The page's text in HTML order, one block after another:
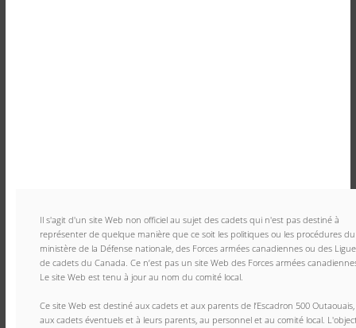
Il s'agit d'un site Web non officiel au sujet des cadets qui n'est pas destiné à
représenter de quelque manière que ce soit les politiques ou les procédures du
ministère de la Défense nationale, des Forces armées canadiennes ou des
de cadets du Canada. Ce n’est pas un site Web des Forces armées
Le site Web est tenu à jour au nom du comité local.
Ce site Web est destiné aux cadets et aux parents de l’Escadron 500 Outaouais,
aux cadets éventuels et à leurs parents, au personnel et au comité local.